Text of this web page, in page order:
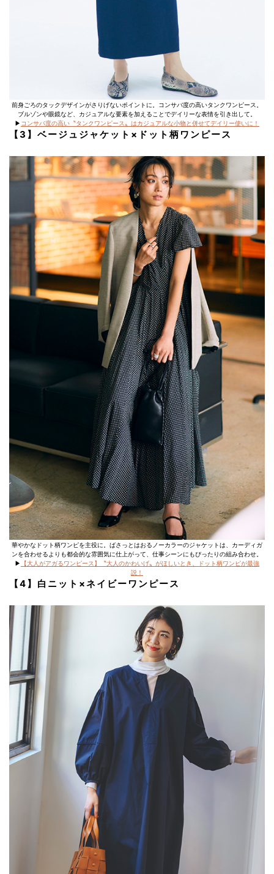
前身ごろのタックデザインがさりげないポイントに。コンサバ度の高いタンクワンピース。
ブルゾンや眼鏡など、カジュアルな要素を加えることでデイリーな表情を引き出して。
▶︎ コンサバ度の高い〝タンクワンピース〟はカジュアルな小物と併せてデイリー使いに！
【3】ベージュジャケット×ドット柄ワンピース
華やかなドット柄ワンピを主役に。ばさっとはおるノーカラーのジャケットは、カーディガ
ンを合わせるよりも都会的な雰囲気に仕上がって、仕事シーンにもぴったりの組み合わせ。
▶︎
【大人がアガるワンピース】〝大人のかわいげ〟がほしいとき、ドット柄ワンピが最強
説！
【4】白ニット×ネイビーワンピース